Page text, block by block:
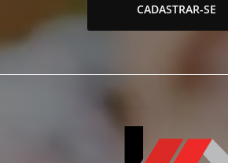
CADASTRAR-SE